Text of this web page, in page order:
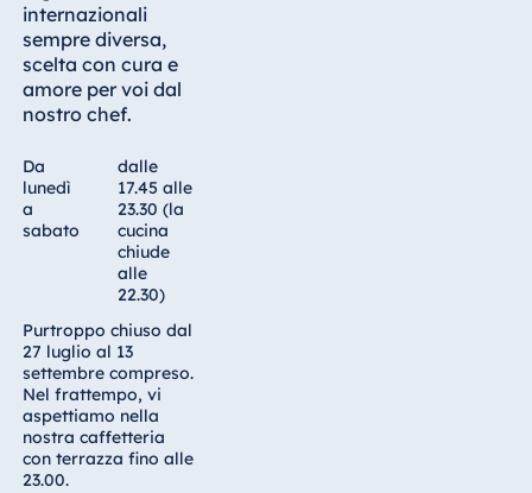
I bambini fino ai 6 anni d'età mangiano
gratis, i bambini dai 7 ai 12 anni d'età
pagano metà prezzo.
Prenotazone tavolo
Cliccare su questo link per prenotare un tavolo con il nostro
partner “TheFork”
internazionali
sempre diversa,
scelta con cura e
amore per voi dal
nostro chef.
Da
lunedì
a
sabato
dalle
17.45 alle
23.30 (la
cucina
chiude
alle
22.30)
Purtroppo chiuso dal
27 luglio al 13
settembre compreso.
Nel frattempo, vi
aspettiamo nella
nostra caffetteria
con terrazza fino alle
23.00.